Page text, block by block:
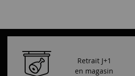
Retrait J+1
en magasin